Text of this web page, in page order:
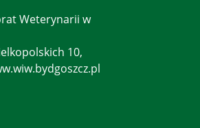
Weterynarii w
10,